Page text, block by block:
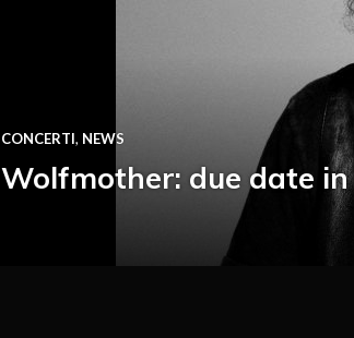
CONCERTI, NEWS
Wolfmother: due date